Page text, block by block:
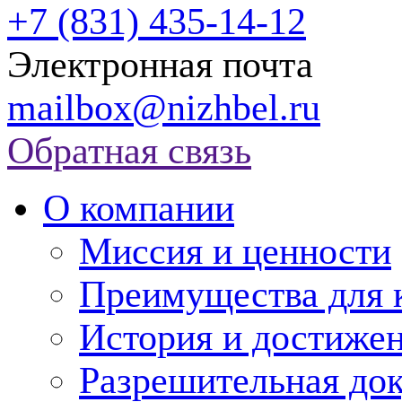
+7 (831) 435-14-12
Электронная почта
mailbox@nizhbel.ru
Обратная связь
О компании
Миссия и ценности
Преимущества для
История и
Разрешительная